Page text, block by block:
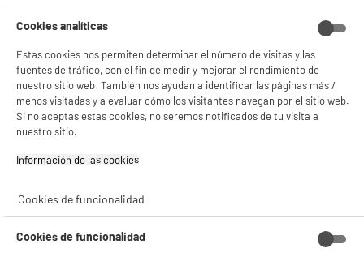
NO SOLO TENEMOS LOS MEJORES PRECIOS
101.669 opiniones
autentificadas por
ELECTRO DEPOT
★★★★★
★★★★★
PAGO SEGURO GARANTÍAS
SERVICIO POST VENTA ATENCIÓN AL CLIENTE
PREGUNTAS /
Cookies analíticas
Estas cookies nos permiten determinar el número de visitas y las
fuentes de tráfico, con el fin de medir y mejorar el rendimiento de
nuestro sitio web. También nos ayudan a identificar las páginas más /
menos visitadas y a evaluar cómo los visitantes navegan por el sitio web.
Si no aceptas estas cookies, no seremos notificados de tu visita a
nuestro sitio.
Información de las cookies‎
Cookies de funcionalidad
Cookies de funcionalidad